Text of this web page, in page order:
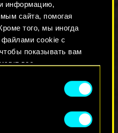
информацию,
сайта, помогая
того, мы иногда
cookie с
показывать вам
вас
файлы
о том, как мы
Cyberpunk 2077и
RED
К